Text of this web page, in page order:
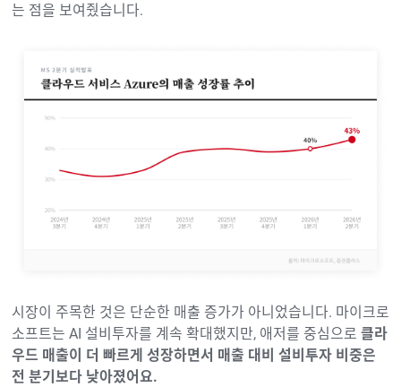
는 점을 보여줬습니다.
시장이 주목한 것은 단순한 매출 증가가 아니었습니다. 마이크로
소프트는 AI 설비투자를 계속 확대했지만, 애저를 중심으로 클라
우드 매출이 더 빠르게 성장하면서 매출 대비 설비투자 비중은
전 분기보다 낮아졌어요.